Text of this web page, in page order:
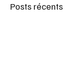
Posts récents